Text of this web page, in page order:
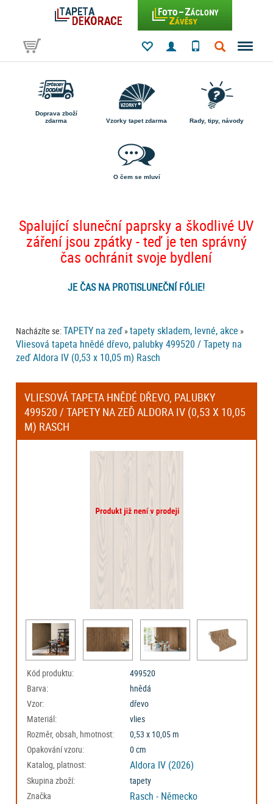
Doprava zboží
zdarma
Vzorky tapet zdarma Rady, tipy, návody
O čem se mluví
Spalující sluneční paprsky a škodlivé UV
záření jsou zpátky - teď je ten správný
čas ochránit svoje bydlení
JE ČAS NA PROTISLUNEČNÍ FÓLIE!
Nacházíte se:TAPETY na zeď »tapety skladem, levné, akce »
Vliesová tapeta hnědé dřevo, palubky 499520 / Tapety na
zeď Aldora IV (0,53 x 10,05 m) Rasch
VLIESOVÁ TAPETA HNĚDÉ DŘEVO, PALUBKY
499520 / TAPETY NA ZEĎ ALDORA IV (0,53 X 10,05
M) RASCH
Kód produktu:
499520
Barva:
hnědá
Vzor:
dřevo
Materiál:
vlies
Rozměr, obsah, hmotnost:
0,53 x 10,05 m
Opakování vzoru:
0 cm
Katalog, platnost:
Aldora IV (2026)
Skupina zboží:
tapety
Značka
Rasch - Německo